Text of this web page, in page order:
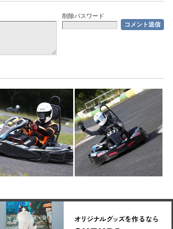
削除パスワード